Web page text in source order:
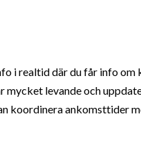
i realtid där du får info
mycket levande och
koordinera ankomsttider